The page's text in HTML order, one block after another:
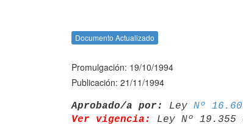
Documento Actualizado
Promulgación: 19/10/1994
Publicación: 21/11/1994
Aprobado/a por: Ley Nº
Ver vigencia:
Ley Nº